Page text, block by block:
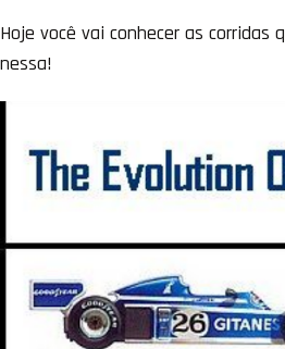
Hoje você vai conhecer as
nessa!